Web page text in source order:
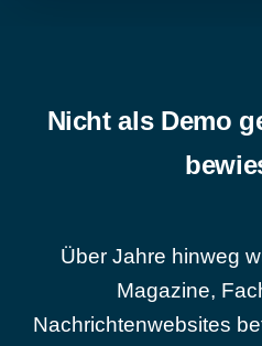
Nicht als Demo
Über Jahre hinweg
Magazine,
Nachrichtenwebsites